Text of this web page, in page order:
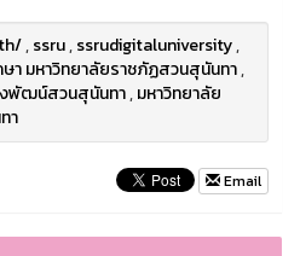
,ssru,ssrudigitaluniversity,
มหาวิทยาลัยราชภัฏสวนสุนันทา,
พัฒน์สวนสุนันทา,มหาวิทยาลัย
า
Email